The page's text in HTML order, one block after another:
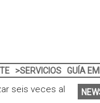
>SERVICIOS GUÍA
seis veces al